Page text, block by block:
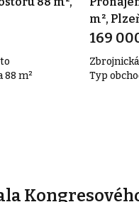
88 m²
m²,
169
Typ